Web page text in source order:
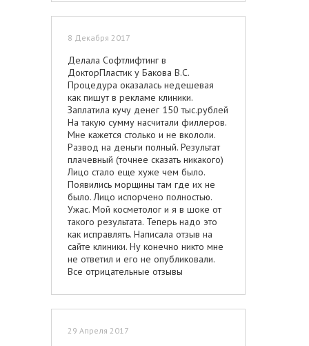
8 Декабря 2017
Делала Софтлифтинг в
ДокторПластик у Бакова В.С.
Процедура оказалась недешевая
как пишут в рекламе клиники.
Заплатила кучу денег 150 тыс.рублей
На такую сумму насчитали филлеров.
Мне кажется столько и не вкололи.
Развод на деньги полный. Результат
плачевный (точнее сказать никакого)
Лицо стало еще хуже чем было.
Появились морщины там где их не
было. Лицо испорчено полностью.
Ужас. Мой косметолог и я в шоке от
такого результата. Теперь надо это
как исправлять. Написала отзыв на
сайте клиники. Ну конечно никто мне
не ответил и его не опубликовали.
Все отрицательные отзывы
хорошие. И то мне кажется пишут их
сами. Если публиковались все
клинику никто бы не пришел.
29 Апреля 2017